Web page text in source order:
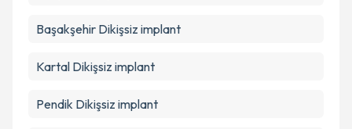
Başakşehir Dikişsiz implant
Kartal Dikişsiz implant
Pendik Dikişsiz implant